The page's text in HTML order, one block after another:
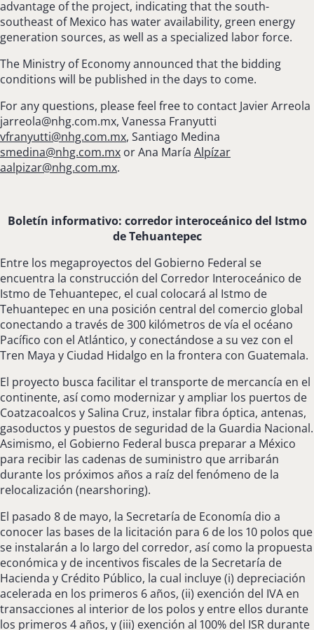
advantage of the project, indicating that the south-
southeast of Mexico has water availability, green energy
generation sources, as well as a specialized labor force.
The Ministry of Economy announced that the bidding
conditions will be published in the days to come.
For any questions, please feel free to contact Javier Arreola
jarreola@nhg.com.mx, Vanessa Franyutti
vfranyutti@nhg.com.mx, Santiago Medina
smedina@nhg.com.mx or Ana María Alpízar
aalpizar@nhg.com.mx.
Boletín informativo: corredor interoceánico del Istmo
de Tehuantepec
Entre los megaproyectos del Gobierno Federal se
encuentra la construcción del Corredor Interoceánico de
Istmo de Tehuantepec, el cual colocará al Istmo de
Tehuantepec en una posición central del comercio global
conectando a través de 300 kilómetros de vía el océano
Pacífico con el Atlántico, y conectándose a su vez con el
Tren Maya y Ciudad Hidalgo en la frontera con Guatemala.
El proyecto busca facilitar el transporte de mercancía en el
continente, así como modernizar y ampliar los puertos de
Coatzacoalcos y Salina Cruz, instalar fibra óptica, antenas,
gasoductos y puestos de seguridad de la Guardia Nacional.
Asimismo, el Gobierno Federal busca preparar a México
para recibir las cadenas de suministro que arribarán
durante los próximos años a raíz del fenómeno de la
relocalización (nearshoring).
El pasado 8 de mayo, la Secretaría de Economía dio a
conocer las bases de la licitación para 6 de los 10 polos que
se instalarán a lo largo del corredor, así como la propuesta
económica y de incentivos fiscales de la Secretaría de
Hacienda y Crédito Público, la cual incluye (i) depreciación
acelerada en los primeros 6 años, (ii) exención del IVA en
transacciones al interior de los polos y entre ellos durante
los primeros 4 años, y (iii) exención al 100% del ISR durante